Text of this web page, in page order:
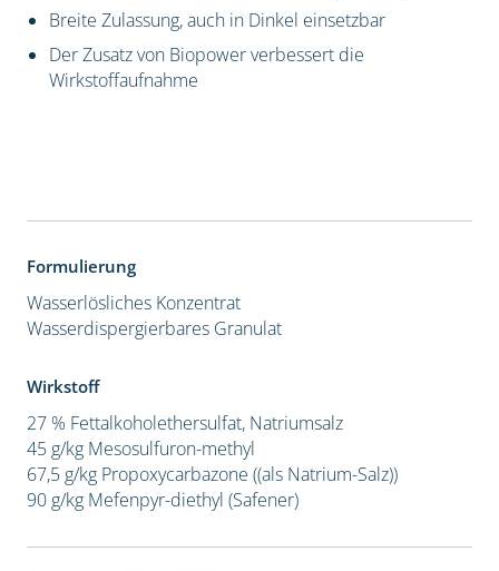
Breite Zulassung, auch in Dinkel einsetzbar
Der Zusatz von Biopower verbessert die
Wirkstoffaufnahme
Formulierung
Wasserlösliches Konzentrat
Wasserdispergierbares Granulat
Wirkstoff
27 % Fettalkoholethersulfat, Natriumsalz
45 g/kg Mesosulfuron-methyl
67,5 g/kg Propoxycarbazone ((als Natrium-Salz))
90 g/kg Mefenpyr-diethyl (Safener)